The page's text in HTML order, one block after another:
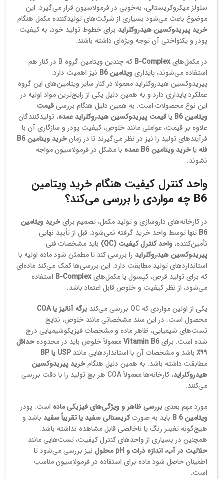
سلولز میکروکریستالی، به‌خوبی در فرمولاسیون قرار می‌گیرد. این
موضوع باعث می‌شود بسیاری از شرکت‌های تولیدکننده مکمل هنگام
خرید پیریدوکسین هیدروکلراید برای خطوط تولید خود، به کیفیت
پودر و یکنواختی آن توجه ویژه‌ای داشته باشند.
در مکمل‌هایB‑Complex
که چندین ویتامین گروه B در کنار هم
استفاده می‌شوند، پایداریویتامین B6
نیز اهمیت دارد.
پیریدوکسین هیدروکلراید معمولاً در کنار سایر ویتامین‌های این گروه
عملکرد پایداری دارد و به همین دلیل یکی از رایج‌ترین مواد اولیه در
این نوع محصولات است. به همین دلیل هنگام بررسیقیمت
ویتامین B6
یاقیمت پیریدوکسین هیدروکلراید عمده، تولیدکنندگان
علاوه بر قیمت، عواملی مانند خلوص، کیفیت پودر و سازگاری آن با
فرآیندهای تولید را نیز در نظر می‌گیرند تا در زمان
خرید ویتامین B6
فله یاخرید ویتامین B6 عمده
با مشکل در فرمولاسیون مواجه
نشوند.
واحد کنترل کیفیت هنگام خرید ویتامین
B6 چه مواردی را بررسی می‌کند؟
در کارخانه‌های داروسازی و تولید مکمل، تصمیم برایخرید ویتامین
B6 تنها توسط واحد خرید گرفته نمی‌شود. قبل از تأیید نهایی
تأمین‌کننده، واحد کنترل کیفیت (QC)
باید مشخصات فنی
پیریدوکسین هیدروکلراید را بررسی کند تا مطمئن شود ماده اولیه با
استانداردهای تولید مطابقت دارد. این بررسی‌ها کمک می‌کند ماده‌ای
که برای تولید قرص، کپسول یا مکمل‌هایB‑Complex استفاده
می‌شود، از نظر کیفیت و خلوص قابل اعتماد باشد.
یکی از اولین مواردی که QC بررسی می‌کند
برگه آنالیز یا COA
محصول است. در این سند مشخصاتی مانند خلوص، نتایج
تست‌های شیمیایی، ظاهر ماده و مشخصات فیزیکوشیمیایی درج
شده است. برایVitamin B6معمولاً خلوص باید در محدوده حداقل
۹۹٪ باشد و مشخصات آن با استانداردهایی مانندUSP یا BP
مطابقت داشته باشد. به همین دلیل هنگامخرید پیریدوکسین
هیدروکلراید
، کارخانه‌ها معمولاً COA هر بچ تولید را با دقت بررسی
می‌کنند.
مورد مهم بعدیبررسی ظاهر و ویژگی‌های فیزیکی ماده است. پودر
ویتامین B 6
باید به صورتکریستالی سفید یا تقریباً سفید باشد و
هیچ‌گونه تغییر رنگ یا ناخالصی قابل مشاهده نداشته باشد.
همچنین در بسیاری از واحدهای کنترل کیفیت، تست‌هایی مانند
حلالیت در آب، اندازه ذرات و pH محلول
نیز بررسی می‌شود تا
اطمینان حاصل شود ماده برای استفاده در فرمولاسیون مناسب
است.